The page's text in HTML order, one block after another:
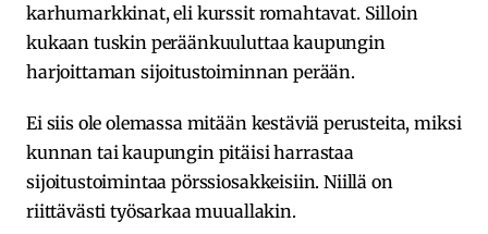
karhumarkkinat, eli kurssit romahtavat. Silloin
kukaan tuskin peräänkuuluttaa kaupungin
harjoittaman sijoitustoiminnan perään.
Ei siis ole olemassa mitään kestäviä perusteita, miksi
kunnan tai kaupungin pitäisi harrastaa
sijoitustoimintaa pörssiosakkeisiin. Niillä on
riittävästi työsarkaa muuallakin.